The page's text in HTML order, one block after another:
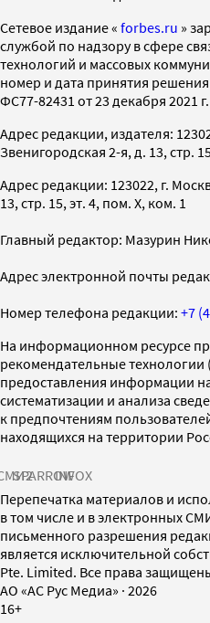
Cетевое издание « forbes.ru »
службой по надзору в сфере
технологий и массовых
номер и дата принятия
ФС77-82431 от 23 декабря 2021 г.
Адрес редакции, издателя:
Звенигородская 2-я, д. 13, стр.
Адрес редакции: 123022, г.
13, стр. 15, эт. 4, пом. X, ком. 1
Главный редактор: Мазурин
Адрес электронной почты
Номер телефона редакции: +7
На информационном ресурсе
рекомендательные
предоставления информации
систематизации и анализа
к предпочтениям
находящихся на территории
SPARROWINFOX
Перепечатка материалов и
в том числе и в электронных
письменного разрешения
является исключительной
Pte. Limited. Все права
AO «АС Рус Медиа» · 2026
16+